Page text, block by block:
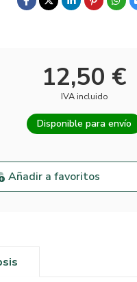
12,50 €
IVA incluido
Disponible para envío
Añadir a favoritos